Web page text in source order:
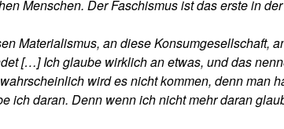
Menschen. Der Faschismus ist das erste in
Materialismus, an diese Konsumgesellschaft,
[…] Ich glaube wirklich an etwas, und das
wird es nicht kommen, denn man
ich daran. Denn wenn ich nicht mehr daran